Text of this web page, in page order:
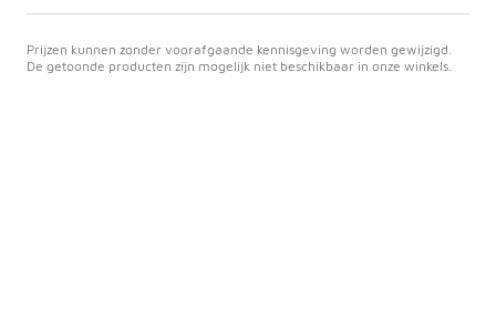
Prijzen kunnen zonder voorafgaande kennisgeving worden gewijzigd.
De getoonde producten zijn mogelijk niet beschikbaar in onze winkels.